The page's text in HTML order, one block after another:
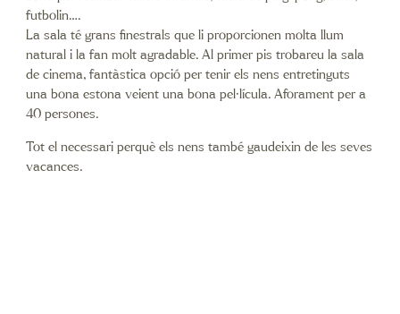
futbolin….
La sala té grans finestrals que li proporcionen molta llum
natural i la fan molt agradable. Al primer pis trobareu la sala
de cinema, fantàstica opció per tenir els nens entretinguts
una bona estona veient una bona pel·lícula. Aforament per a
40 persones.
Tot el necessari perquè els nens també gaudeixin de les seves
vacances.